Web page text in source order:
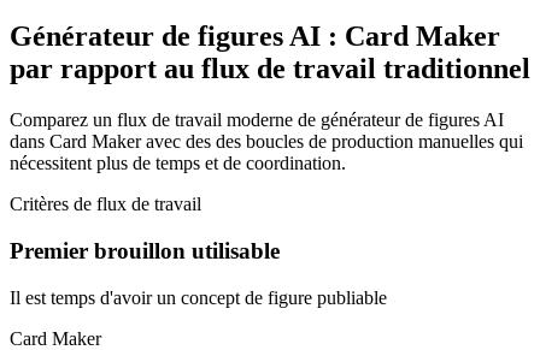
Générateur de figures AI : Card Maker
par rapport au flux de travail traditionnel
Comparez un flux de travail moderne de générateur de figures AI
dans Card Maker avec des des boucles de production manuelles qui
nécessitent plus de temps et de coordination.
Critères de flux de travail
Premier brouillon utilisable
Il est temps d'avoir un concept de figure publiable
Card Maker